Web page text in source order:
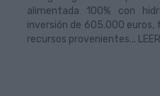
alimentada 100% con
inversión de 605.000 euros,
recursos provenientes...